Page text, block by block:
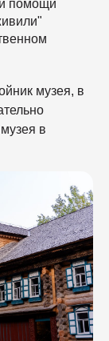
помощи
музея, в
в